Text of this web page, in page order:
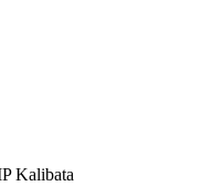
Kalibata